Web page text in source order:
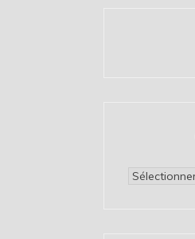
Catégories